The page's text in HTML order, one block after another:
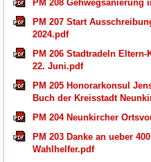
PM 208 Gehwegsanierung
PM 207 Start
2024.pdf
PM 206 Stadtradeln
22. Juni.pdf
PM 205 Honorarkonsul
Buch der Kreisstadt
PM 204 Neunkircher
PM 203 Danke an ueber
Wahlhelfer.pdf